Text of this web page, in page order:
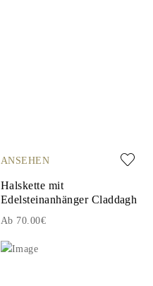
ANSEHEN
Halskette mit
Edelsteinanhänger Claddagh
Ab 70.00€